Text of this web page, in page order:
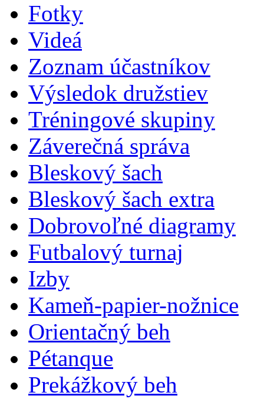
Fotky
Videá
Zoznam účastníkov
Výsledok družstiev
Tréningové skupiny
Záverečná správa
Bleskový šach
Bleskový šach extra
Dobrovoľné diagramy
Futbalový turnaj
Izby
Kameň-papier-nožnice
Orientačný beh
Pétanque
Prekážkový beh